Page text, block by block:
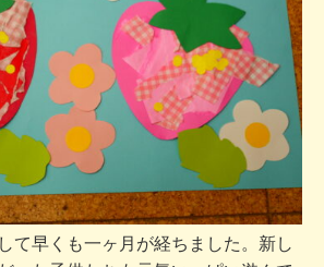
て早くも一ヶ月が経ちました。新し